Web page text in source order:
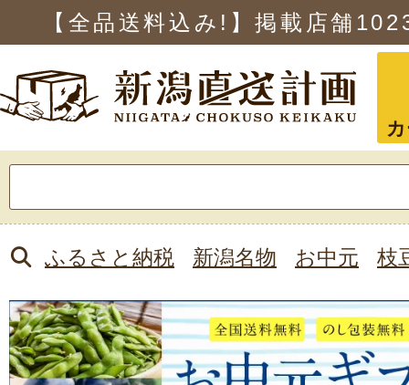
【全品送料込み!】掲載店舗
索:
ふるさと納税 新潟名物 お中元 枝